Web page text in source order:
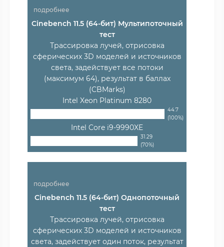
подробнее
Cinebench 11.5 (64-бит) Мультипоточный
тест
Трассировка лучей, отрисовка
сферических 3D моделей и источников
света, задействует все потоки
(максимум 64), результат в баллах
(CBMarks)
Intel Xeon Platinum 8280
44.7
(100%)
Intel Core i9-9990XE
31.29
(70%)
подробнее
Cinebench 11.5 (64-бит) Однопоточный
тест
Трассировка лучей, отрисовка
сферических 3D моделей и источников
света, задействует один поток, результат